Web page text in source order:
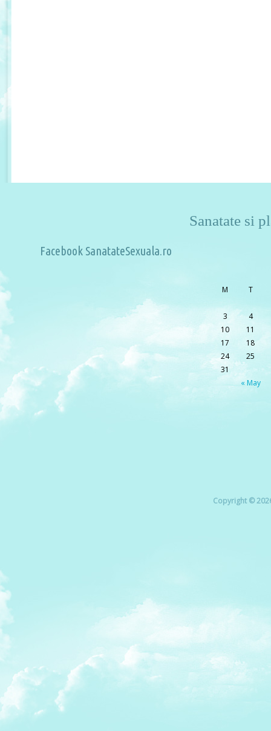
Sanatate si
Facebook SanatateSexuala.ro
M T
« May
3
4
10
11
17
18
24
25
31
Copyright ©